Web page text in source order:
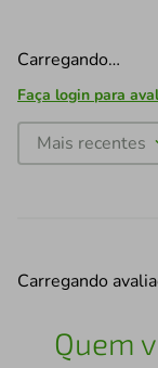
Carregando…
Faça login para
Mais recentes
Carregando
Quem